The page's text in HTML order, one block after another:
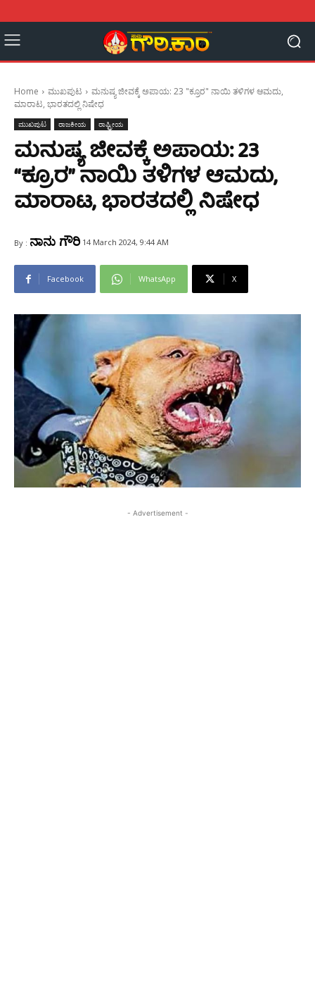
Home ಮುಖಪುಟ
ಮನುಷ್ಯ ಜೀವಕ್ಕೆ ಅಪಾಯ: 23 "ಕ್ರೂರ" ನಾಯಿ ತಳಿಗಳ ಆಮದು,
ಮಾರಾಟ, ಭಾರತದಲ್ಲಿ ನಿಷೇಧ
ಮುಖಪುಟ ರಾಜಕೀಯ ರಾಷ್ಟ್ರೀಯ
ಮನುಷ್ಯ ಜೀವಕ್ಕೆ ಅಪಾಯ: 23
“ಕ್ರೂರ” ನಾಯಿ ತಳಿಗಳ ಆಮದು,
ಮಾರಾಟ, ಭಾರತದಲ್ಲಿ ನಿಷೇಧ
By : ನಾನು ಗೌರಿ 14 March 2024, 9:44 AM
Facebook WhatsApp X
- Advertisement -